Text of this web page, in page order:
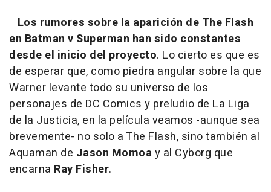
Los rumores sobre la aparición de The Flash
en Batman v Superman han sido constantes
desde el inicio del proyecto. Lo cierto es que es
de esperar que, como piedra angular sobre la que
Warner levante todo su universo de los
personajes de DC Comics y preludio de La Liga
de la Justicia, en la película veamos -aunque sea
brevemente- no solo a The Flash, sino también al
Aquaman de Jason Momoay al Cyborg que
encarna Ray Fisher.